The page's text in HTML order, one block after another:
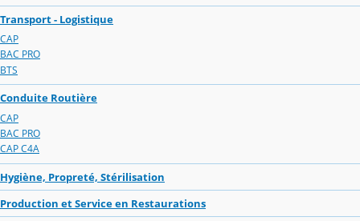
Transport - Logistique
CAP
BAC PRO
BTS
Conduite Routière
CAP
BAC PRO
CAP C4A
Hygiène, Propreté, Stérilisation
Production et Service en Restaurations